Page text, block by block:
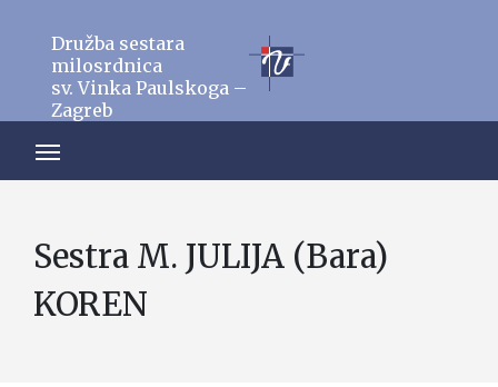
Družba sestara
milosrdnica
sv. Vinka Paulskoga –
Zagreb
Sestra M. JULIJA (Bara)
KOREN